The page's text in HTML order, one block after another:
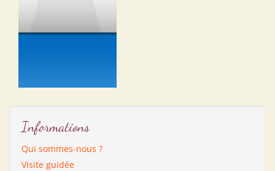
Informations
Qui sommes-nous ?
Visite guidée